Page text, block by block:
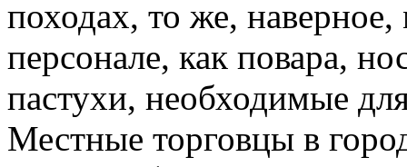
походах, то же,
персонале, как повара,
пастухи, необходимые
Местные торговцы в